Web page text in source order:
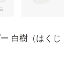
白樹（はくじ